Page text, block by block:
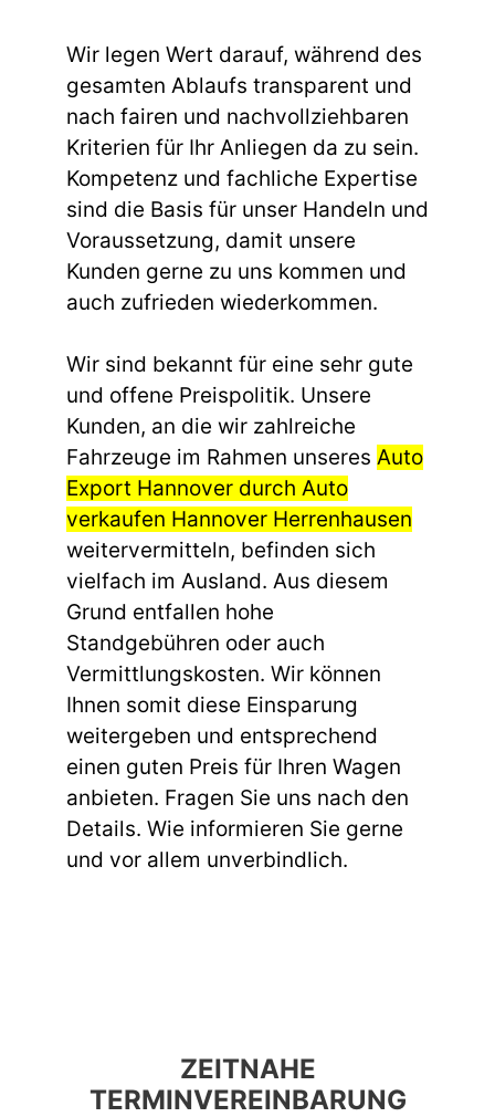
Wir legen Wert darauf, während des
gesamten Ablaufs transparent und
nach fairen und nachvollziehbaren
Kriterien für Ihr Anliegen da zu sein.
Kompetenz und fachliche Expertise
sind die Basis für unser Handeln und
Voraussetzung, damit unsere
Kunden gerne zu uns kommen und
auch zufrieden wiederkommen.
Wir sind bekannt für eine sehr gute
und offene Preispolitik. Unsere
Kunden, an die wir zahlreiche
Fahrzeuge im Rahmen unseres Auto
Export Hannover durch Auto
verkaufen Hannover Herrenhausen
weitervermitteln, befinden sich
vielfach im Ausland. Aus diesem
Grund entfallen hohe
Standgebühren oder auch
Vermittlungskosten. Wir können
Ihnen somit diese Einsparung
weitergeben und entsprechend
einen guten Preis für Ihren Wagen
anbieten. Fragen Sie uns nach den
Details. Wie informieren Sie gerne
und vor allem unverbindlich.
ZEITNAHE
TERMINVEREINBARUNG